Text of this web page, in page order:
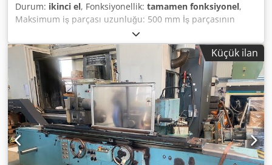
Durum: ikinci el, Fonksiyonellik: tamamen fonksiyonel,
Maksimum iş parçası uzunluğu: 500 mm İş parçasının
uzunluğu min. yaklaşık: 5 mm İş parçasının uzunluğu b.
Daldırma taşlama max.: 50 mm Maksimum. sabit
dayanaklar olmadan taşlama çapı: 100 mm Maksimum çap:
240 mm iş parçası Döner: 90° Taşlama mili kızağı
min./maks. Döner: 30° min./maks. 300 mm hızlı ayarlama
dahil enine hareket: 100 mm: Dönme sonrasında diskin
çapı 1. derece: 320 - 400 mm 2. derece: 260 - 320 mm
Maksimum. merkezler arası iş parçası ağırlığı: 60 kg
Maksimum. aynadaki iş parçası ağırlığı: 20 kg Maksimum.
ön plakadaki iş parçası ağırlığı: 20 kg 8 iş parçası mili hızı:
45 - 500 dev/dak min./maks. Döner: 12° min./maks.
Küçük ilan